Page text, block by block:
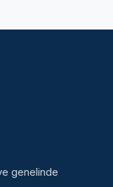
genelinde